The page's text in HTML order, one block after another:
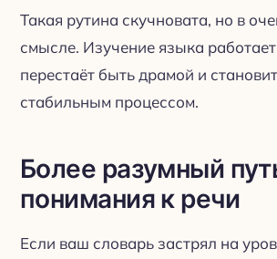
Такая рутина скучновата, но в
смысле. Изучение языка
перестаёт быть драмой и
стабильным процессом.
Более разумный
понимания к речи
Если ваш словарь застрял на